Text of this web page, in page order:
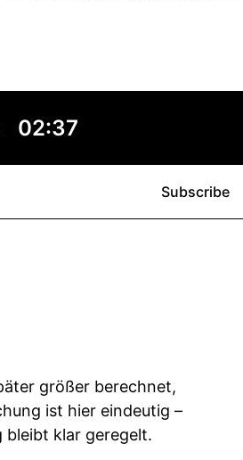
größer berechnet,
ist hier eindeutig –
bleibt klar geregelt.